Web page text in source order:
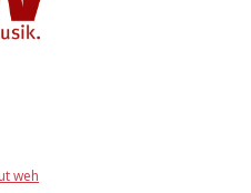
weh